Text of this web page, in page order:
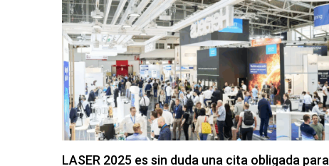
LASER 2025 es sin duda una cita obligada para